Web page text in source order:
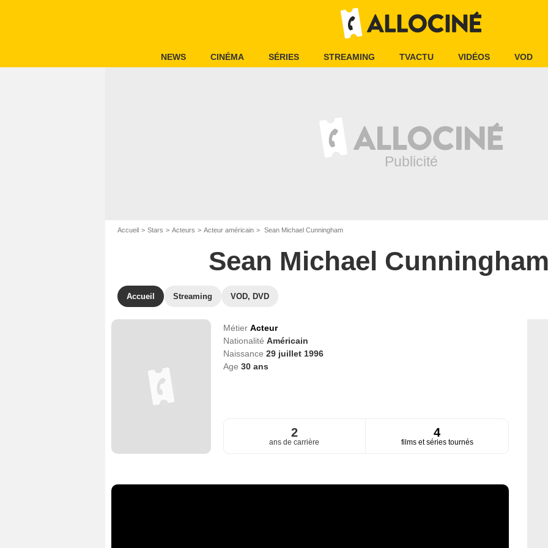
NEWS CINÉMA SÉRIES STREAMING TVACTU VIDÉOS VOD
Accueil Stars Acteurs Acteur américain Sean Michael Cunningham
Sean Michael Cunningham
Accueil Streaming VOD, DVD
Métier Acteur
Nationalité Américain
Naissance 29 juillet 1996
Age 30ans
2
ans de carrière
4
films et séries tournés